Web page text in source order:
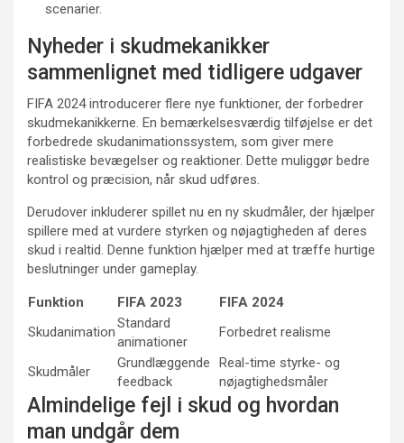
scenarier.
Nyheder i skudmekanikker
sammenlignet med tidligere udgaver
FIFA 2024 introducerer flere nye funktioner, der forbedrer
skudmekanikkerne. En bemærkelsesværdig tilføjelse er det
forbedrede skudanimationssystem, som giver mere
realistiske bevægelser og reaktioner. Dette muliggør bedre
kontrol og præcision, når skud udføres.
Derudover inkluderer spillet nu en ny skudmåler, der hjælper
spillere med at vurdere styrken og nøjagtigheden af deres
skud i realtid. Denne funktion hjælper med at træffe hurtige
beslutninger under gameplay.
Funktion FIFA 2023
FIFA 2024
Skudanimation
Standard
animationer
Forbedret realisme
Skudmåler
Grundlæggende
feedback
Real-time styrke- og
nøjagtighedsmåler
Almindelige fejl i skud og hvordan
man undgår dem